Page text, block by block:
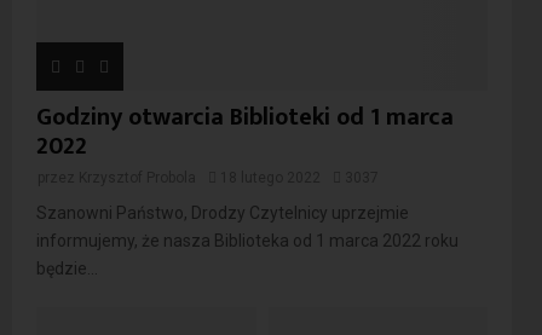
Godziny otwarcia Biblioteki od 1 marca
2022
Szanowni Państwo, Drodzy Czytelnicy uprzejmie
informujemy, że nasza Biblioteka od 1 marca 2022 roku
będzie...